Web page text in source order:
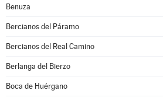
Benuza
Bercianos del Páramo
Bercianos del Real Camino
Berlanga del Bierzo
Boca de Huérgano